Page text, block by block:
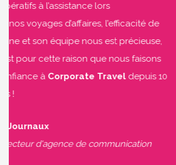
impératifs à l’assistance lors
de nos voyages d’affaires,
Diane et son équipe nous est
c’est pour cette raison que nous
confiance àCorporate Travel
M. Journaux
Directeur d'agence de